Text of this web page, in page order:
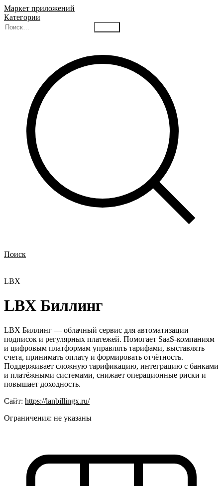
Маркет приложений
Категории
Поиск
LBX
LBX Биллинг
LBX Биллинг — облачный сервис для автоматизации
подписок и регулярных платежей. Помогает SaaS-компаниям
и цифровым платформам управлять тарифами, выставлять
счета, принимать оплату и формировать отчётность.
Поддерживает сложную тарификацию, интеграцию с банками
и платёжными системами, снижает операционные риски и
повышает доходность.
Сайт: https://lanbillingx.ru/
Ограничения: не указаны